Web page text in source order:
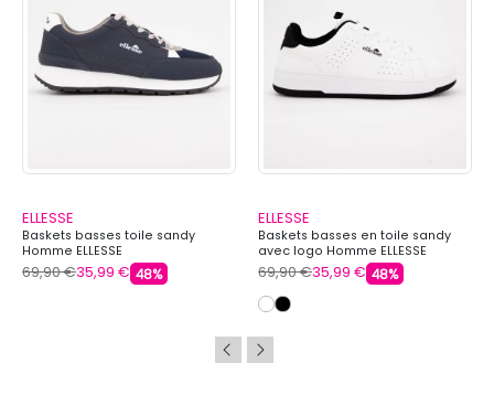
ELLESSE
Baskets basses toile sandy
Homme ELLESSE
69,90 €35,99 € 48%
ELLESSE
Baskets basses en toile sandy
avec logo Homme ELLESSE
69,90 €35,99 € 48%